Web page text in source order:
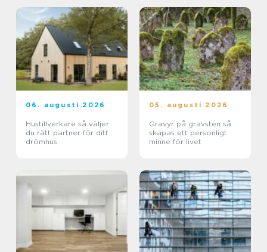
06. augusti 2026
Hustillverkare så väljer
du rätt partner för ditt
drömhus
05. augusti 2026
Gravyr på gravsten så
skapas ett personligt
minne för livet